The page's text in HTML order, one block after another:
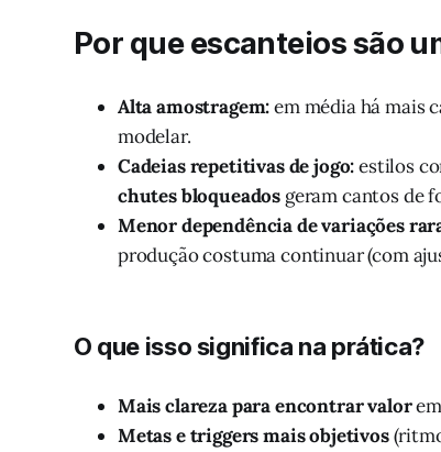
Por que escanteios são
Alta amostragem:em média há mais
modelar.
Cadeias repetitivas de jogo:estilos
chutes bloqueados geram cantos de
Menor dependência de variações
produção costuma continuar (com
O que isso significa na prática?
Mais clareza para encontrar valor
Metas e triggers mais objetivos